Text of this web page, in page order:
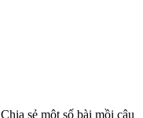
Chia sẻ một số bài mồi câu